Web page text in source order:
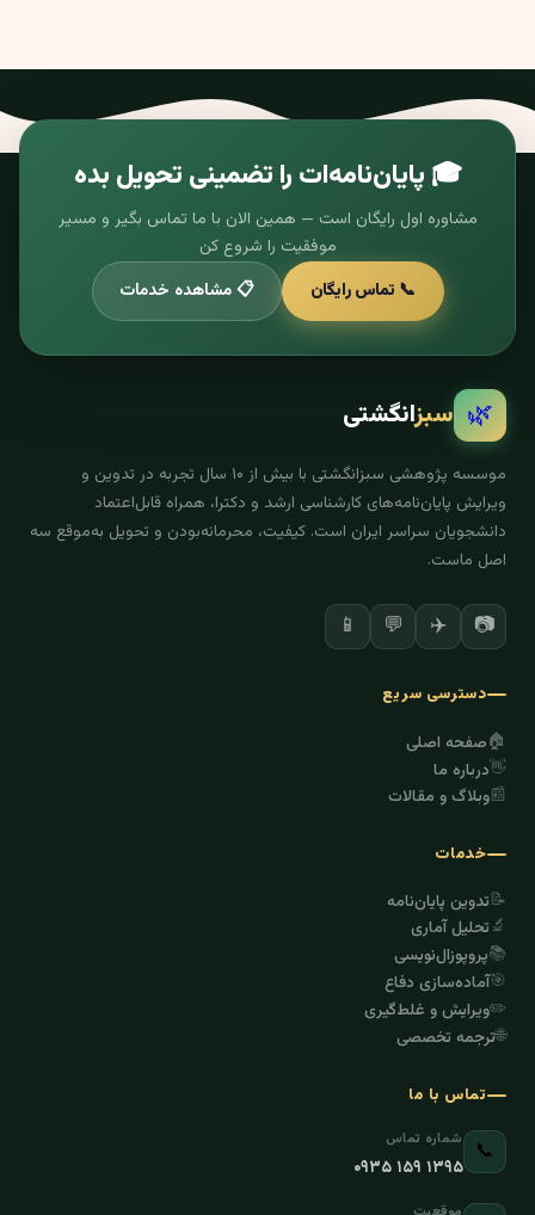
🎓 پایان‌نامه‌ات را تضمینی تحویل بده
مشاوره اول رایگان است — همین الان با ما تماس بگیر و مسیر
موفقیت را شروع کن
📞 تماس رایگان
📋 مشاهده خدمات
🌿 سبزانگشتی
موسسه پژوهشی سبزانگشتی با بیش از ۱۰ سال تجربه در تدوین و
ویرایش پایان‌نامه‌های کارشناسی ارشد و دکترا، همراه قابل‌اعتماد
دانشجویان سراسر ایران است. کیفیت، محرمانه‌بودن و تحویل به‌موقع سه
اصل ماست.
📷
✈️
💬
📱
دسترسی سریع
🏠صفحه اصلی
👋درباره ما
📰وبلاگ و مقالات
خدمات
📝تدوین پایان‌نامه
🔬تحلیل آماری
📚پروپوزال‌نویسی
🎯آماده‌سازی دفاع
✏️ویرایش و غلط‌گیری
🌐ترجمه تخصصی
تماس با ما
📞 شماره تماس
۰۹۳۵ ۱۵۹ ۱۳۹۵